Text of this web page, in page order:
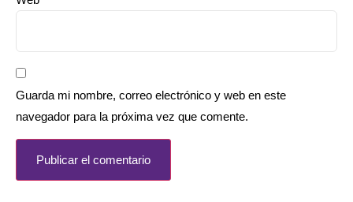
Guarda mi nombre, correo electrónico y web en este
navegador para la próxima vez que comente.